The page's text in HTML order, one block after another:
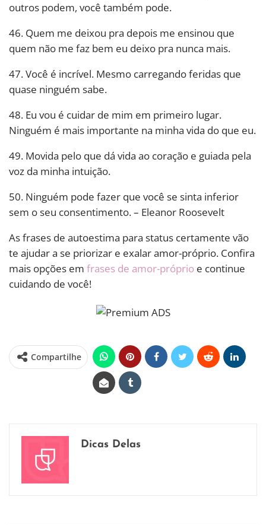
outros podem, você também pode.
46. Quem me deixou pra depois me ensinou que
quem não me faz bem eu deixo pra nunca mais.
47. Você é incrível. Mesmo carregando feridas que
quase ninguém sabe.
48. Eu vou é cuidar de mim em primeiro lugar.
Ninguém é mais importante na minha vida do que eu.
49. Movida pelo que dá vida ao coração e guiada pela
voz da minha intuição.
50. Ninguém pode fazer que você se sinta inferior
sem o seu consentimento. – Eleanor Roosevelt
As frases de autoestima para status certamente vão
te ajudar a se priorizar e exalar amor-próprio. Confira
mais opções em frases de amor-próprio e continue
cuidando de você!
Compartilhe
Dicas Delas